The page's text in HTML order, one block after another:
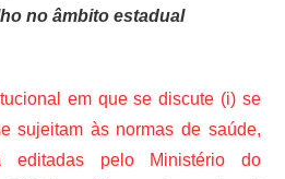
no âmbito estadual
em que se discute (i) se
sujeitam às normas de saúde,
editadas pelo Ministério do